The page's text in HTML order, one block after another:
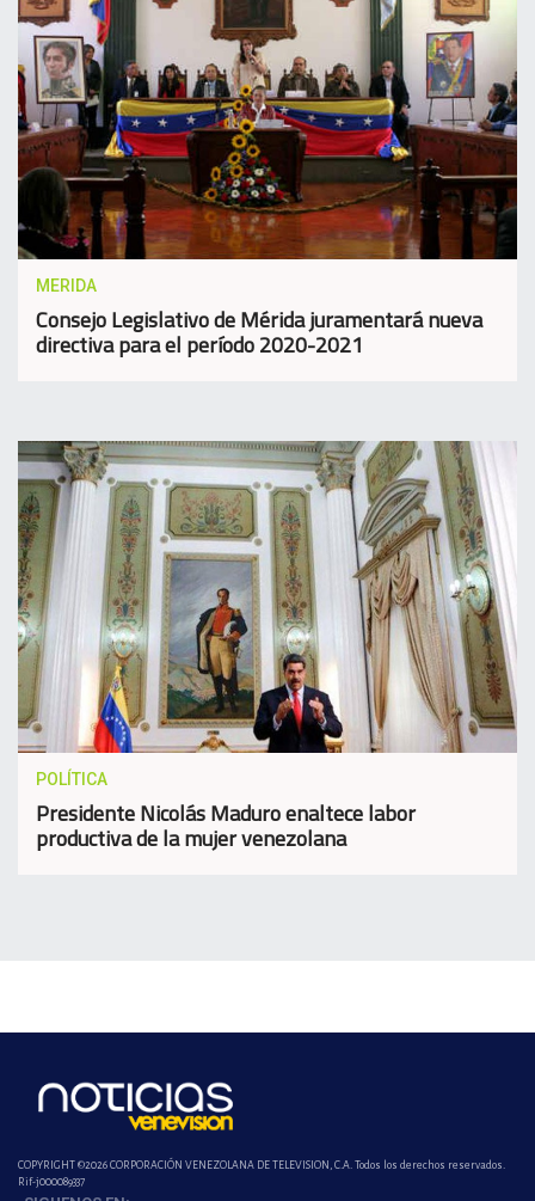
MERIDA
Consejo Legislativo de Mérida juramentará nueva
directiva para el período 2020-2021
POLÍTICA
Presidente Nicolás Maduro enaltece labor
productiva de la mujer venezolana
COPYRIGHT ©2026 CORPORACIÓN VENEZOLANA DE TELEVISION, C.A. Todos los derechos reservados.
Rif-j000089337